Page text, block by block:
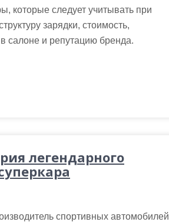
которые следует учитывать при
зарядки, стоимость,
салоне и репутацию бренда.
легендарного
спортивных автомобилей